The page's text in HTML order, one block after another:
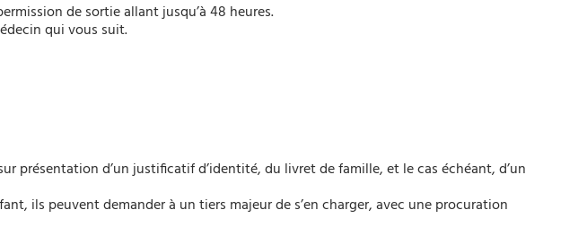
de sortie allant jusqu’à 48 heures.
qui vous suit.
présentation d’un justificatif d’identité, du livret de famille, et le cas échéant, d’un
ils peuvent demander à un tiers majeur de s’en charger, avec une procuration